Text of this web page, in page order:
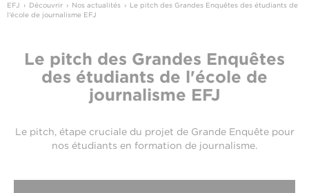
EFJ Découvrir Nos actualités
Le pitch des Grandes Enquêtes des étudiants de
l'école de journalisme EFJ
Le pitch des Grandes Enquêtes
des étudiants de l'école de
journalisme EFJ
Le pitch, étape cruciale du projet de Grande Enquête pour
nos étudiants en formation de journalisme.